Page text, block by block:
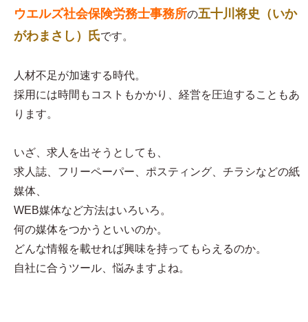
ウエルズ社会保険労務士事務所の五十川将史（いか
がわまさし）氏です。
人材不足が加速する時代。
採用には時間もコストもかかり、経営を圧迫することもあ
ります。
いざ、求人を出そうとしても、
求人誌、フリーペーパー、ポスティング、チラシなどの紙
媒体、
WEB媒体など方法はいろいろ。
何の媒体をつかうといいのか。
どんな情報を載せれば興味を持ってもらえるのか。
自社に合うツール、悩みますよね。